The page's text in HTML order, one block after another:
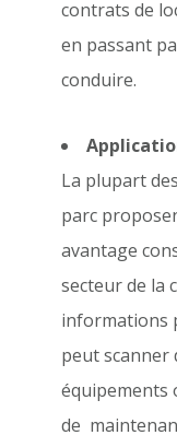
contrats de
en passant
conduire.
La plupart
parc
avantage
secteur de la
informations
peut scanner
équipements
de